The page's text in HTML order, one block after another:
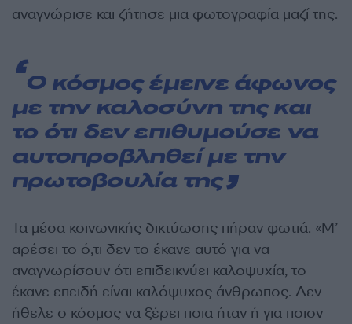
αναγνώρισε και ζήτησε μια φωτογραφία μαζί της.
Ο κόσμος έμεινε άφωνος
με την καλοσύνη της και
το ότι δεν επιθυμούσε να
αυτοπροβληθεί με την
πρωτοβουλία της
Τα μέσα κοινωνικής δικτύωσης πήραν φωτιά. «Μ’
αρέσει το ό,τι δεν το έκανε αυτό για να
αναγνωρίσουν ότι επιδεικνύει καλοψυχία, το
έκανε επειδή είναι καλόψυχος άνθρωπος. Δεν
ήθελε ο κόσμος να ξέρει ποια ήταν ή για ποιον